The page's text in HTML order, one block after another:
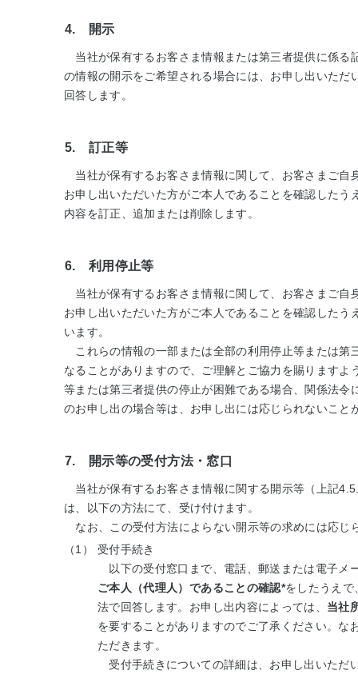
4. 開示
当社が保有するお客さま情報または第三者提供に係る
の情報の開示をご希望される場合には、お申し出いた
回答します。
5. 訂正等
当社が保有するお客さま情報に関して、お客さまご自
お申し出いただいた方がご本人であることを確認した
内容を訂正、追加または削除します。
6. 利用停止等
当社が保有するお客さま情報に関して、お客さまご自
お申し出いただいた方がご本人であることを確認した
います。
これらの情報の一部または全部の利用停止等または第
なることがありますので、ご理解とご協力を賜ります
等または第三者提供の停止が困難である場合、関係法
のお申し出の場合等は、お申し出には応じられないこと
7. 開示等の受付方法・窓口
当社が保有するお客さま情報に関する開示等（上記
は、以下の方法にて、受け付けます。
なお、この受付方法によらない開示等の求めには応じ
（1）
受付手続き
以下の受付窓口まで、電話、郵送または電子メ
ご本人（代理人）であることの確認*をしたうえで
法で回答します。お申し出内容によっては、 当社
を要することがありますのでご了承ください。な
ただきます。
受付手続きについての詳細は、お申し出いただ